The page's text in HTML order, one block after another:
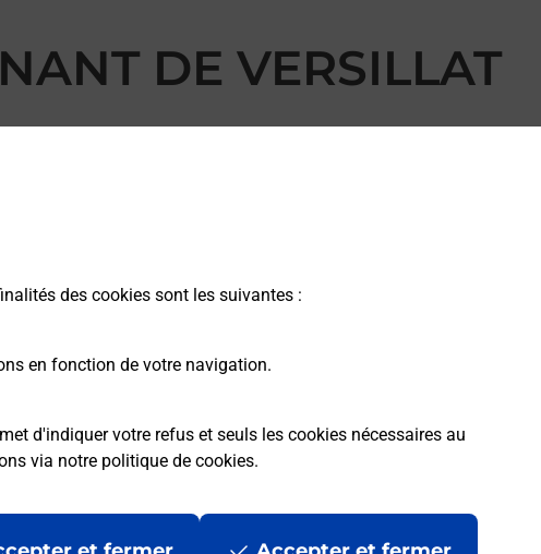
des cookies sont les suivantes :
en fonction de votre navigation.
d'indiquer votre refus et seuls les cookies nécessaires au
via notre politique de cookies.
DE VERSILLAT